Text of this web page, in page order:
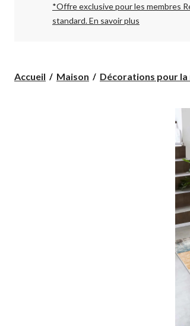
changer
*Offre exclusive pour les membres
standard.En savoir plus
Accueil Maison Décorations pour la